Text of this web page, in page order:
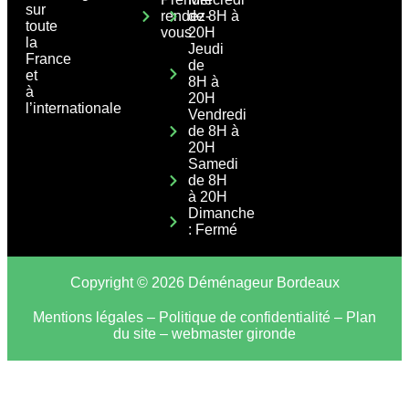
sur
toute
la
France
et
à
l’internationale
rendez-
vous
de 8H à
20H
Jeudi
de
8H à
20H
Vendredi
de 8H à
20H
Samedi
de 8H
à 20H
Dimanche
: Fermé
Copyright © 2026 Déménageur Bordeaux
Mentions légales – Politique de confidentialité – Plan
du site – webmaster gironde